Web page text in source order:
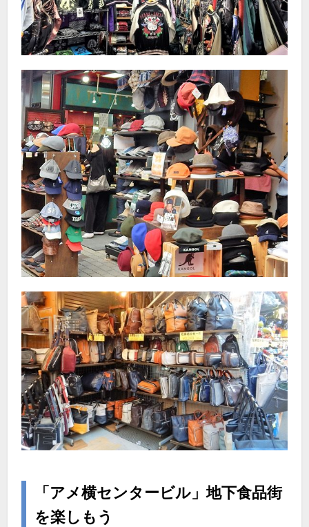
「アメ横センタービル」地下食品街
を楽しもう